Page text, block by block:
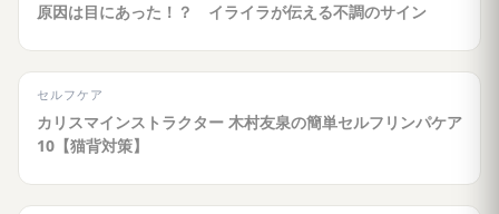
原因は目にあった！？ イライラが伝える不調のサイン
セルフケア
カリスマインストラクター 木村友泉の簡単セルフリンパケア
10【猫背対策】